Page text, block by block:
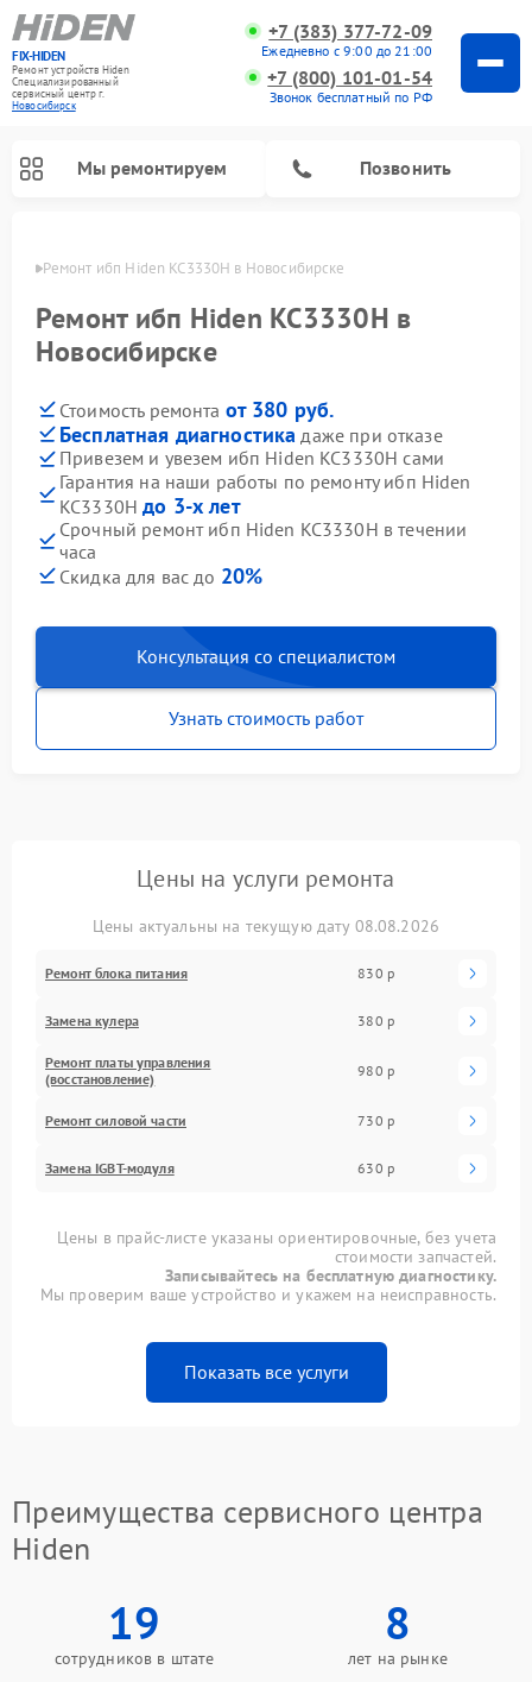
FIX-HIDEN
Ремонт устройств Hiden
Специализированный
cервисный центр г.
Новосибирск
+7 (383) 377-72-09
Ежедневно с 9:00 до 21:00
+7 (800) 101-01-54
Звонок бесплатный по РФ
Мы ремонтируем Позвонить
Ремонт ибп Hiden KC3330H в Новосибирске
Ремонт ибп Hiden KC3330H в
Новосибирске
Стоимость ремонта от 380 руб.
Бесплатная диагностика даже при отказе
Привезем и увезем ибп Hiden KC3330H сами
Гарантия на наши работы по ремонту ибп Hiden
KC3330Hдо 3-х лет
Срочный ремонт ибп Hiden KC3330H в течении
часа
Скидка для вас до 20%
Консультация со специалистом
Узнать стоимость работ
Цены на услуги ремонта
Цены актуальны на текущую дату 08.08.2026
Ремонт блока питания 830 р
Замена кулера 380 р
Ремонт платы управления
(восстановление)
980 р
Ремонт силовой части 730 р
Замена IGBT-модуля 630 р
Цены в прайс-листе указаны ориентировочные, без учета
стоимости запчастей.
Записывайтесь на бесплатную диагностику.
Мы проверим ваше устройство и укажем на неисправность.
Показать все услуги
Преимущества сервисного центра
Hiden
19
сотрудников в штате
8
лет на рынке